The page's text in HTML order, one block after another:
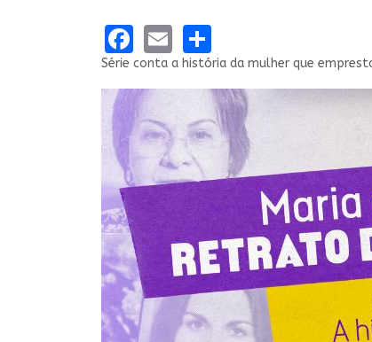
Facebook
Email
Série conta a história da mulher que